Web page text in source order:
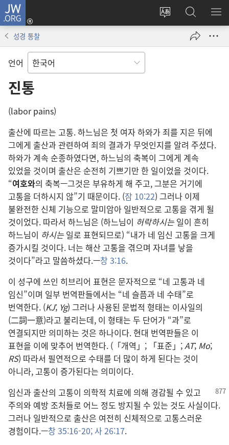
JW.ORG
사이트
변경
로그인
(새로운
열기)
JW.ORG
검색
메
성경 통찰
언어
진통
(labor pains)
출산에 따르는 고통. 하느님은 첫 여자 하와가 죄를 지은 뒤에
그에게 출산과 관련하여 죄의 결과가 무엇인지를 알려 주셨다.
하와가 계속 순종하였다면, 하느님의 축복이 그에게 계속
있었을 것이며 출산은 순전히 기쁘기만 한 일이었을 것이다.
“여호와의 축복—그것은 부유하게 해 주고, 그분은 거기에
고통을 더하시지 않”기 때문이다. (잠 10:22) 그러나 이제
불완전한 신체 기능으로 말미암아 일반적으로 고통을 겪게 될
것이었다. 따라서 하느님은 (하느님이 허락하시는일이 흔히
하느님이 하시는일로 표현되므로) “내가 네 임신 고통을 크게
증가시킬 것이다. 너는 해산 고통을 겪으며 자녀를 낳을
것이다”라고 말씀하셨다.—창 3:16.
이 성구에 쓰인 히브리어 표현은 문자적으로 “네 고통과 네
임신”이며 일부 번역판들에서는 “네 슬픔과 네 수태”로
번역한다. (KJ; Yg) 그러나 사용된 문법적 형태는 이사일의
(二詞一意)라고 불리는데, 이 형태는 두 단어가 “과”로
연결되지만 의미하는 것은 하나이다. 현대 번역판들은 이
표현을 이에 맞추어 번역한다. (「개역」; 「표준」;AT; Mo;
RS) 따라서 필연적으로 수태를 더 많이 하게 된다는 것이
아니라, 고통이 증가된다는 의미이다.
임신과 출산의 고통이 의학적 치료에 의해 경감될 수 있고
주의와 예방 조처들로 어느 정도 방지될 수 있는 것도 사실이다.
그러나 일반적으로 출산은 여전히 신체적으로 고통스러운
경험이다.—창 35:16-20;사 26:17.